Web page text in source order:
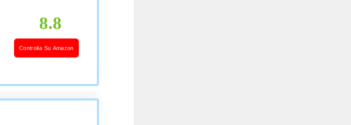
8.8
Controlla Su Amazon